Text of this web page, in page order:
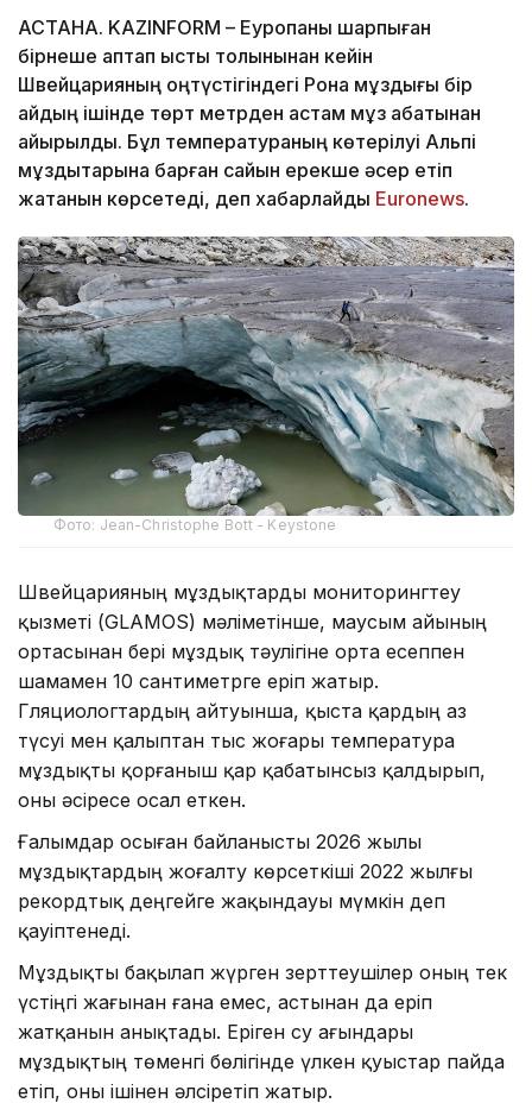
АСТАНА. KAZINFORM – Еуропаны шарпыған
бірнеше аптап ыстық толқынынан кейін
Швейцарияның оңтүстігіндегі Рона мұздығы бір
айдың ішінде төрт метрден астам мұз қабатынан
айырылды. Бұл температураның көтерілуі Альпі
мұздықтарына барған сайын ерекше әсер етіп
жатқанын көрсетеді, деп хабарлайды Еuronews.
Фото: Jean-Christophe Bott - Keystone
Швейцарияның мұздықтарды мониторингтеу
қызметі (GLAMOS) мәліметінше, маусым айының
ортасынан бері мұздық тәулігіне орта есеппен
шамамен 10 сантиметрге еріп жатыр.
Гляциологтардың айтуынша, қыста қардың аз
түсуі мен қалыптан тыс жоғары температура
мұздықты қорғаныш қар қабатынсыз қалдырып,
оны әсіресе осал еткен.
Ғалымдар осыған байланысты 2026 жылы
мұздықтардың жоғалту көрсеткіші 2022 жылғы
рекордтық деңгейге жақындауы мүмкін деп
қауіптенеді.
Мұздықты бақылап жүрген зерттеушілер оның тек
үстіңгі жағынан ғана емес, астынан да еріп
жатқанын анықтады. Еріген су ағындары
мұздықтың төменгі бөлігінде үлкен қуыстар пайда
етіп, оны ішінен әлсіретіп жатыр.